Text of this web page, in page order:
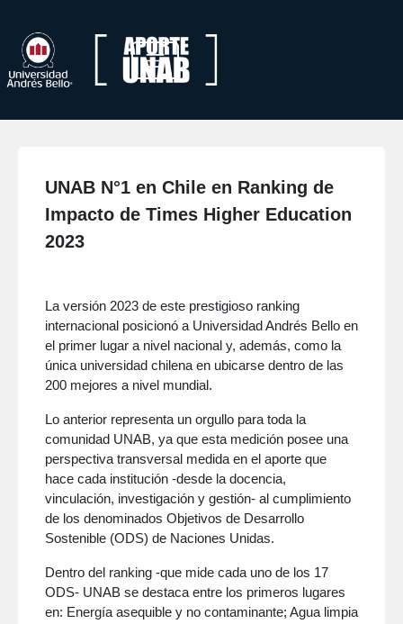
UNAB N°1 en Chile en Ranking de
Impacto de Times Higher Education
2023
La versión 2023 de este prestigioso ranking
internacional posicionó a Universidad Andrés Bello en
el primer lugar a nivel nacional y, además, como la
única universidad chilena en ubicarse dentro de las
200 mejores a nivel mundial.
Lo anterior representa un orgullo para toda la
comunidad UNAB, ya que esta medición posee una
perspectiva transversal medida en el aporte que
hace cada institución -desde la docencia,
vinculación, investigación y gestión- al cumplimiento
de los denominados Objetivos de Desarrollo
Sostenible (ODS) de Naciones Unidas.
Dentro del ranking -que mide cada uno de los 17
ODS- UNAB se destaca entre los primeros lugares
en: Energía asequible y no contaminante; Agua limpia